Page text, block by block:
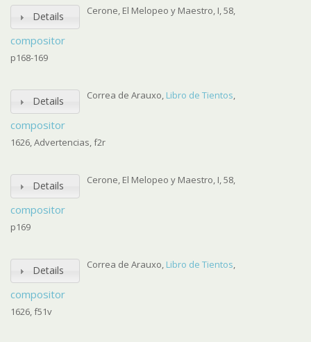
Details
compositor
Cerone, El Melopeo y Maestro, I, 58,
p168-169
Details
compositor
Correa de Arauxo, Libro de Tientos,
1626, Advertencias, f2r
Details
compositor
Cerone, El Melopeo y Maestro, I, 58,
p169
Details
compositor
Correa de Arauxo, Libro de Tientos,
1626, f51v